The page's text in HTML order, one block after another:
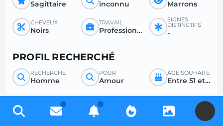
Sagittaire inconnu Marrons
CHEVEUX
Noirs
TRAVAIL
Profession libérale
SIGNES
DISTINCTIFS
-
PROFIL RECHERCHÉ
RECHERCHE
Homme
POUR
Amour
ÂGE SOUHAITÉ
Entre 51 et 99
Inscrivez-vous gratuitement pour accéder à des